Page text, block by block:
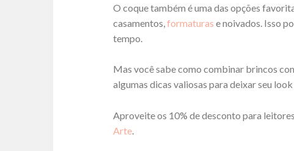
O coque também é uma das opções
casamentos,formaturas e noivados. Isso
tempo.
Mas você sabe como combinar brincos
algumas dicas valiosas para deixar seu
Aproveite os 10% de desconto para
Arte